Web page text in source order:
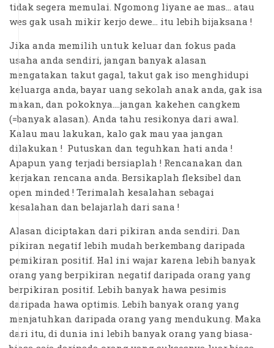
tidak segera memulai. Ngomong liyane ae mas... atau
wes gak usah mikir kerjo dewe... itu lebih bijaksana !
Jika anda memilih untuk keluar dan fokus pada
usaha anda sendiri, jangan banyak alasan
mengatakan takut gagal, takut gak iso menghidupi
keluarga anda, bayar uang sekolah anak anda, gak isa
makan, dan pokoknya....jangan kakehen cangkem
(=banyak alasan). Anda tahu resikonya dari awal.
Kalau mau lakukan, kalo gak mau yaa jangan
dilakukan ! Putuskan dan teguhkan hati anda !
Apapun yang terjadi bersiaplah ! Rencanakan dan
kerjakan rencana anda. Bersikaplah fleksibel dan
open minded ! Terimalah kesalahan sebagai
kesalahan dan belajarlah dari sana !
Alasan diciptakan dari pikiran anda sendiri. Dan
pikiran negatif lebih mudah berkembang daripada
pemikiran positif. Hal ini wajar karena lebih banyak
orang yang berpikiran negatif daripada orang yang
berpikiran positif. Lebih banyak hawa pesimis
daripada hawa optimis. Lebih banyak orang yang
menjatuhkan daripada orang yang mendukung. Maka
dari itu, di dunia ini lebih banyak orang yang biasa-